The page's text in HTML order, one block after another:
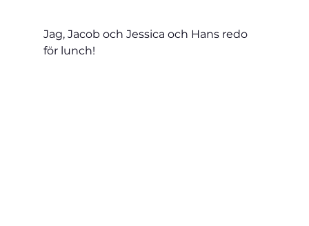
Jag, Jacob och Jessica och Hans redo
för lunch!